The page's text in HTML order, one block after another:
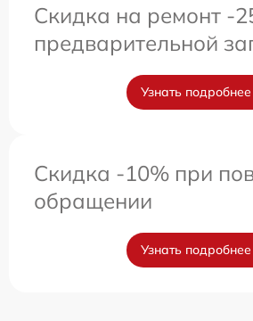
Скидка на ремонт -
предварительной
Узнать подробнее
Скидка -10% при
обращении
Узнать подробнее